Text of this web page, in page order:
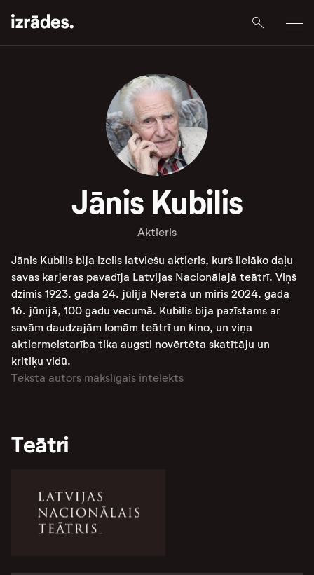
Jānis Kubilis
Aktieris
Jānis Kubilis bija izcils latviešu aktieris, kurš lielāko daļu
savas karjeras pavadīja Latvijas Nacionālajā teātrī. Viņš
dzimis 1923. gada 24. jūlijā Neretā un miris 2024. gada
16. jūnijā, 100 gadu vecumā. Kubilis bija pazīstams ar
savām daudzajām lomām teātrī un kino, un viņa
aktiermeistarība tika augsti novērtēta skatītāju un
kritiķu vidū.
Teksta autors mākslīgais intelekts
Teātri